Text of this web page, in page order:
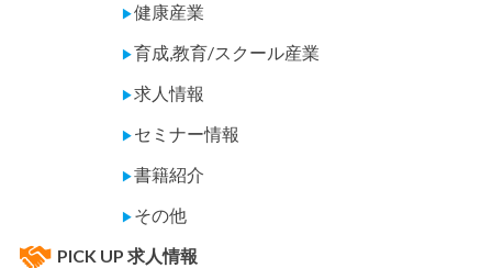
▶健康産業
▶育成,教育/スクール産業
▶求人情報
▶ セミナー情報
▶書籍紹介
▶ その他
PICK UP 求人情報